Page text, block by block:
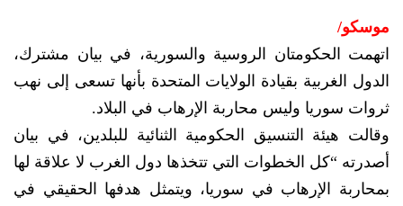
موسكو/
اتهمت الحكومتان الروسية والسورية، في بيان مشترك،
الدول الغربية بقيادة الولايات المتحدة بأنها تسعى إلى نهب
ثروات سوريا وليس محاربة الإرهاب في البلاد.
وقالت هيئة التنسيق الحكومية الثنائية للبلدين، في بيان
أصدرته “كل الخطوات التي تتخذها دول الغرب لا علاقة لها
بمحاربة الإرهاب في سوريا، ويتمثل هدفها الحقيقي في